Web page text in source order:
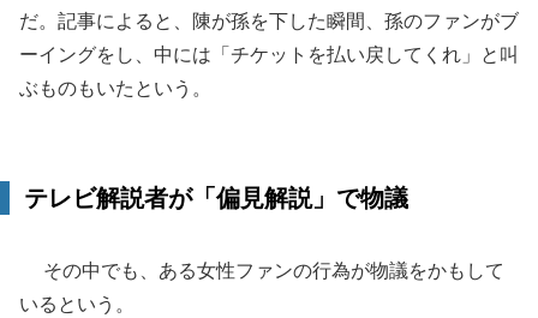
だ。記事によると、陳が孫を下した瞬間、孫のファンがブ
ーイングをし、中には「チケットを払い戻してくれ」と叫
ぶものもいたという。
テレビ解説者が「偏見解説」で物議
その中でも、ある女性ファンの行為が物議をかもして
いるという。